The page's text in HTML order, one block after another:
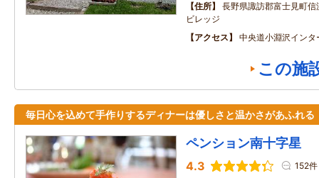
住所
長野県諏訪郡富士見町
ビレッジ
アクセス
中央道小淵沢インタ
この施
毎日心を込めて手作りするディナーは優しさと温かさがあふれる
ペンション南十字星
4.3 152件